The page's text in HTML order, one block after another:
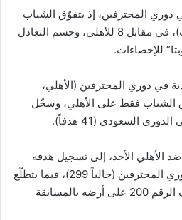
الفريقان للمرة 29 في دوري المحترفين، إذ يتفوّق الشباب
في عدد الانتصارات (10 مرات)، في مقابل 8 للأهلي، وحسم التعادل
مواجهاته ضد أبرز 4 أندية في دوري المحترفين (الأهلي،
الشباب فقط على الأهلي، وسجّل
السعودي (41 هدفاً).
الأهلي الأحد، إلى تسجيل هدفه
الرقم 300 خارج أرضه في دوري المحترفين (حالياً 299)، فيما يتطلّع
الأهلي إلى تجنّب تلقيه الهدف الرقم 200 على أرضه بالمسابقة